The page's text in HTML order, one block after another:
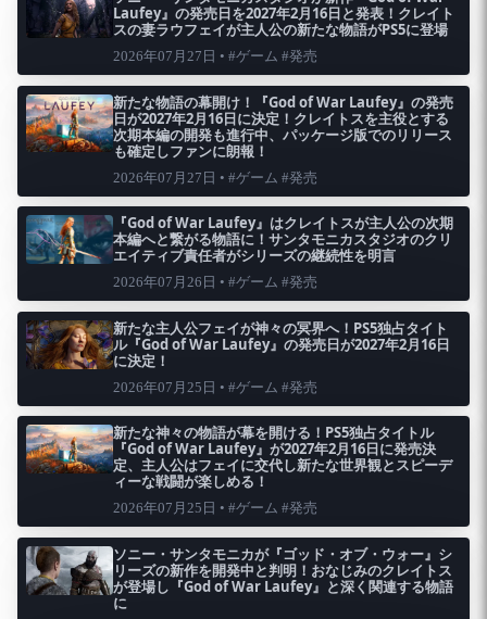
Laufey』の発売日を2027年2月16日と発表！クレイト
スの妻ラウフェイが主人公の新たな物語がPS5に登場
2026年07月27日 • #ゲーム #発売
新たな物語の幕開け！『God of War Laufey』の発売
日が2027年2月16日に決定！クレイトスを主役とする
次期本編の開発も進行中、パッケージ版でのリリース
も確定しファンに朗報！
2026年07月27日 • #ゲーム #発売
『God of War Laufey』はクレイトスが主人公の次期
本編へと繋がる物語に！サンタモニカスタジオのクリ
エイティブ責任者がシリーズの継続性を明言
2026年07月26日 • #ゲーム #発売
新たな主人公フェイが神々の冥界へ！PS5独占タイト
ル『God of War Laufey』の発売日が2027年2月16日
に決定！
2026年07月25日 • #ゲーム #発売
新たな神々の物語が幕を開ける！PS5独占タイトル
『God of War Laufey』が2027年2月16日に発売決
定、主人公はフェイに交代し新たな世界観とスピーデ
ィーな戦闘が楽しめる！
2026年07月25日 • #ゲーム #発売
ソニー・サンタモニカが『ゴッド・オブ・ウォー』シ
リーズの新作を開発中と判明！おなじみのクレイトス
が登場し『God of War Laufey』と深く関連する物語
に